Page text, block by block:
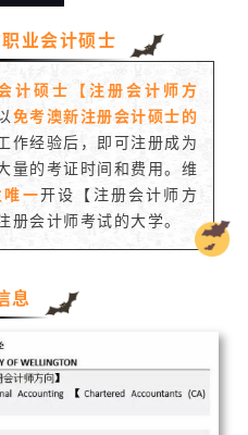
业会计硕士
计硕士【注册会计师方
免考澳新注册会计硕士的
作经验后，即可注册成为
量的考证时间和费用。维
唯一开设【注册会计师方
册会计师考试的大学。
息